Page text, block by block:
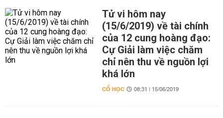
Tử vi hôm nay
(15/6/2019) về tài chính
của 12 cung hoàng đạo:
Cự Giải làm việc chăm
chỉ nên thu về nguồn lợi
khá lớn
CỔ HỌC 08:31 | 15/06/2019